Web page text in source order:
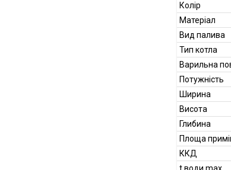
Колір
Матеріал
Вид палива
Тип котла
Варильна
Потужність
Ширина
Висота
Глибина
Площа
ККД